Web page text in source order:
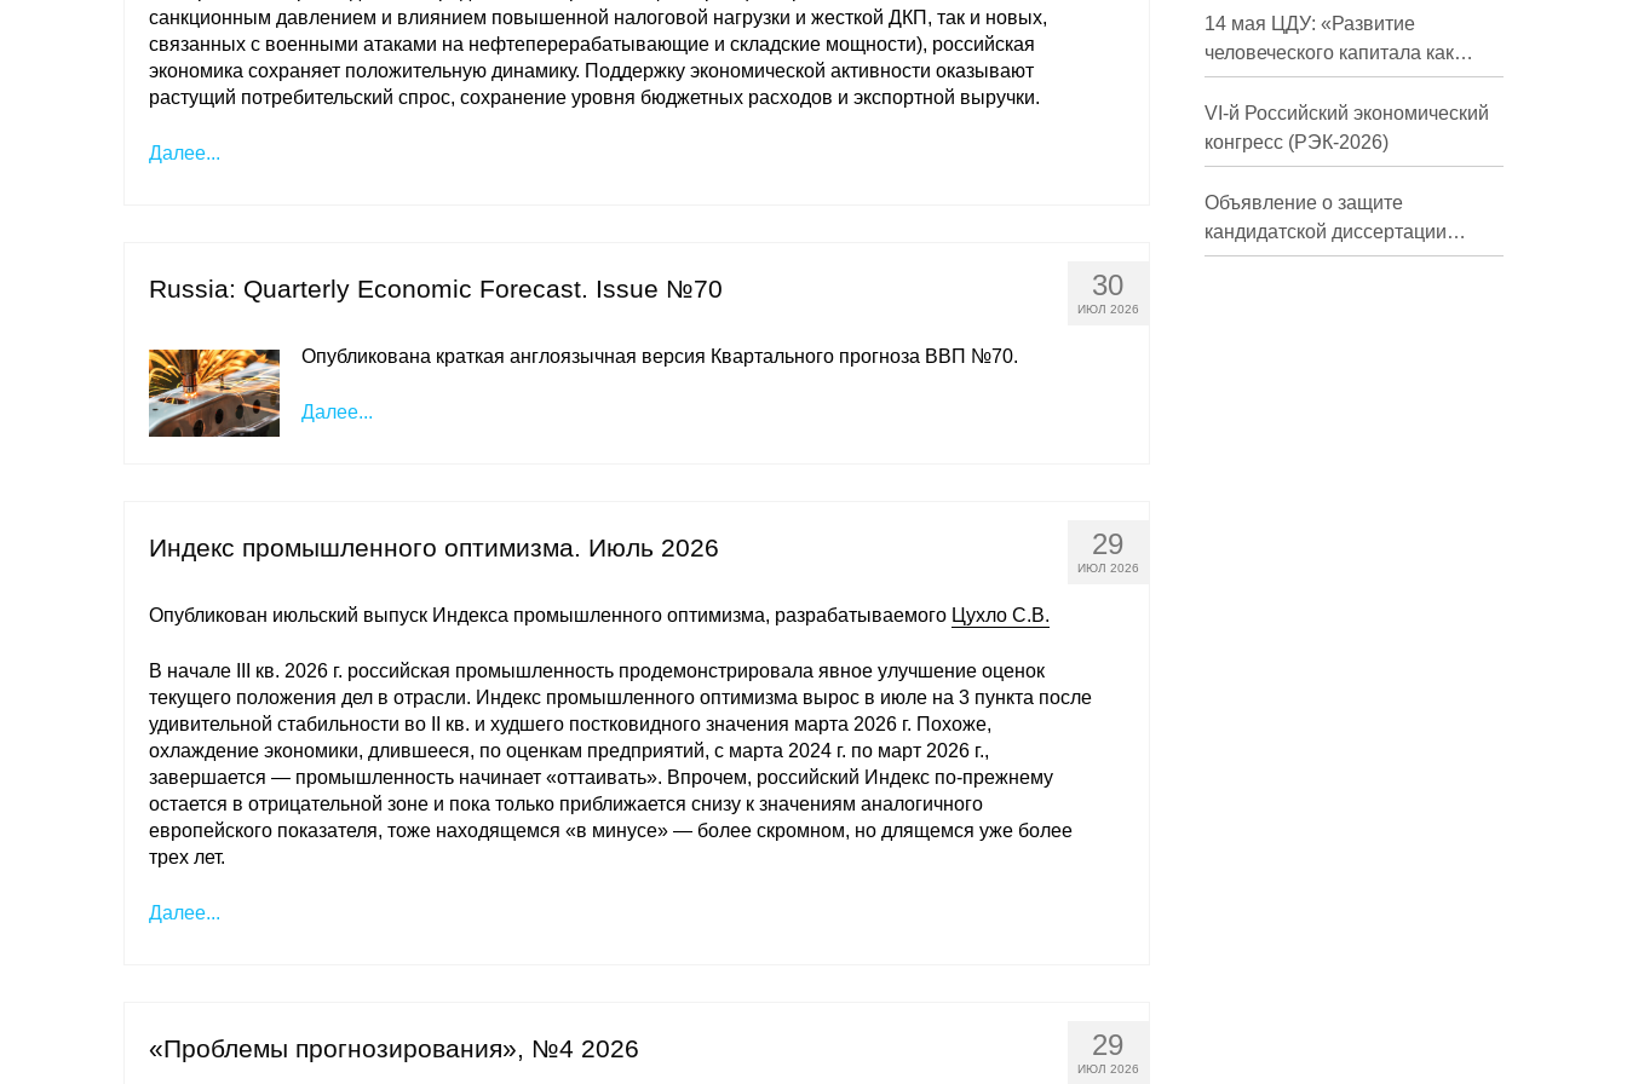
санкционным давлением и влиянием повышенной налоговой нагрузки и жесткой ДКП, так и новых,
связанных с военными атаками на нефтеперерабатывающие и складские мощности), российская
экономика сохраняет положительную динамику. Поддержку экономической активности оказывают
растущий потребительский спрос, сохранение уровня бюджетных расходов и экспортной выручки.
Далее...
30
ИЮЛ 2026
Russia: Quarterly Economic Forecast. Issue №70
Опубликована краткая англоязычная версия Квартального прогноза ВВП №70.
Далее...
29
ИЮЛ 2026
Индекс промышленного оптимизма. Июль 2026
Опубликован июльский выпуск Индекса промышленного оптимизма, разрабатываемого Цухло С.В.
В начале III кв. 2026 г. российская промышленность продемонстрировала явное улучшение оценок
текущего положения дел в отрасли. Индекс промышленного оптимизма вырос в июле на 3 пункта после
удивительной стабильности во II кв. и худшего постковидного значения марта 2026 г. Похоже,
охлаждение экономики, длившееся, по оценкам предприятий, с марта 2024 г. по март 2026 г.,
завершается — промышленность начинает «оттаивать». Впрочем, российский Индекс по-прежнему
остается в отрицательной зоне и пока только приближается снизу к значениям аналогичного
европейского показателя, тоже находящемся «в минусе» — более скромном, но длящемся уже более
трех лет.
Далее...
29
ИЮЛ 2026
«Проблемы прогнозирования», №4 2026
долгосрочной перспективе»
14 мая ЦДУ: «Развитие
человеческого капитала как
фактор экономического роста»
VI-й Российский экономический
конгресс (РЭК-2026)
Объявление о защите
кандидатской диссертации
Трындиной Николь Сергеевны